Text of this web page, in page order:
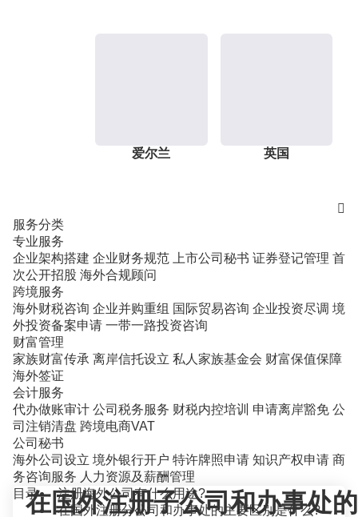
爱尔兰 英国

服务分类
专业服务
企业架构搭建 企业财务规范 上市公司秘书 证券登记管理 首
次公开招股 海外合规顾问
跨境服务
海外财税咨询 企业并购重组 国际贸易咨询 企业投资尽调 境
外投资备案申请 一带一路投资咨询
财富管理
家族财富传承 离岸信托设立 私人家族基金会 财富保值保障
海外签证
会计服务
代办做账审计 公司税务服务 财税内控培训 申请离岸豁免 公
司注销清盘 跨境电商VAT
公司秘书
海外公司设立 境外银行开户 特许牌照申请 知识产权申请 商
务咨询服务 人力资源及薪酬管理
在国外注册子公司和办事处的
目录
注册海外公司有什么用途?
在国外注册分公司和办事处的主要区别是什么?